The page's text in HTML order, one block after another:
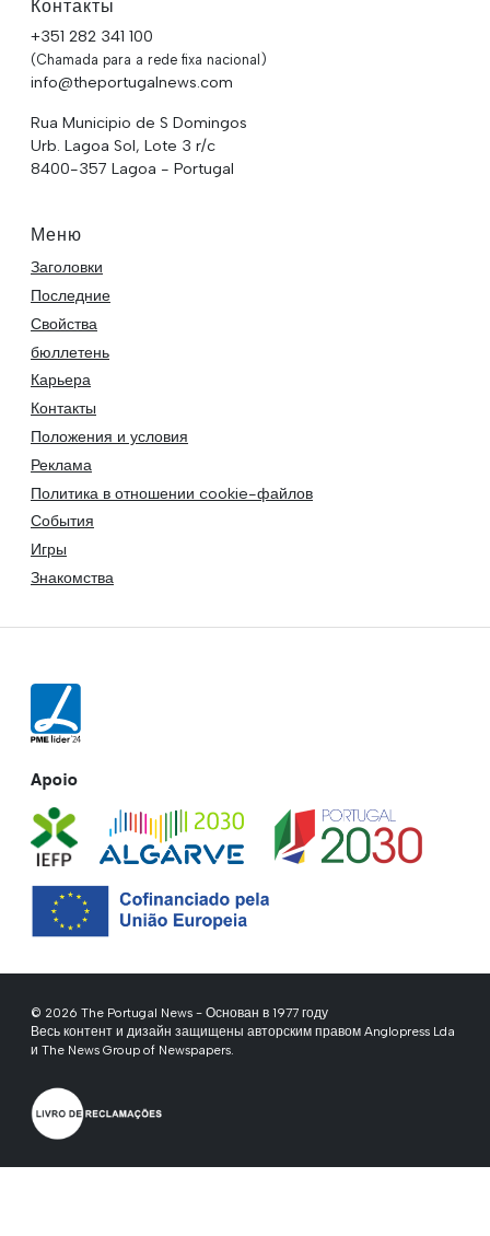
Контакты
+351 282 341 100
(Chamada para a rede fixa nacional)
info@theportugalnews.com
Rua Municipio de S Domingos
Urb. Lagoa Sol, Lote 3 r/c
8400-357 Lagoa - Portugal
Меню
Заголовки
Последние
Свойства
бюллетень
Карьера
Контакты
Положения и условия
Реклама
Политика в отношении cookie-файлов
События
Игры
Знакомства
Apoio
© 2026 The Portugal News - Основан в 1977 году
Весь контент и дизайн защищены авторским правом Anglopress Lda
и The News Group of Newspapers.